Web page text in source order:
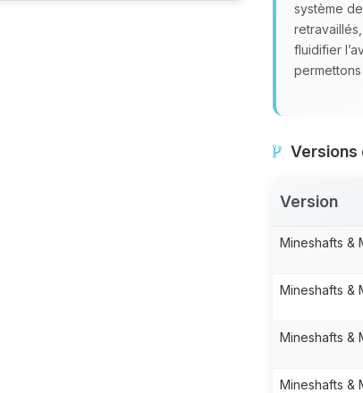
système
fluidifier
Versions
Version
Mineshafts &
Mineshafts &
Mineshafts &
Mineshafts &